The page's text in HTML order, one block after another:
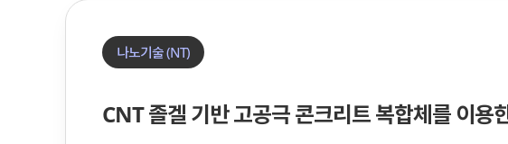
나노기술 (NT)
CNT 졸겔 기반 고공극 콘크리트 복합체를 이용